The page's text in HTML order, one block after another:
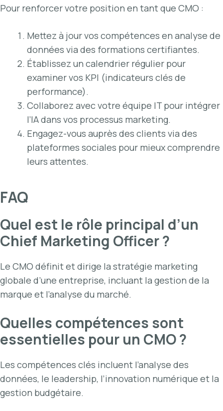
Pour renforcer votre position en tant que CMO :
Mettez à jour vos compétences en analyse de
données via des formations certifiantes.
Établissez un calendrier régulier pour
examiner vos KPI (indicateurs clés de
performance).
Collaborez avec votre équipe IT pour intégrer
l’IA dans vos processus marketing.
Engagez-vous auprès des clients via des
plateformes sociales pour mieux comprendre
leurs attentes.
FAQ
Quel est le rôle principal d’un
Chief Marketing Officer ?
Le CMO définit et dirige la stratégie marketing
globale d’une entreprise, incluant la gestion de la
marque et l’analyse du marché.
Quelles compétences sont
essentielles pour un CMO ?
Les compétences clés incluent l’analyse des
données, le leadership, l’innovation numérique et la
gestion budgétaire.